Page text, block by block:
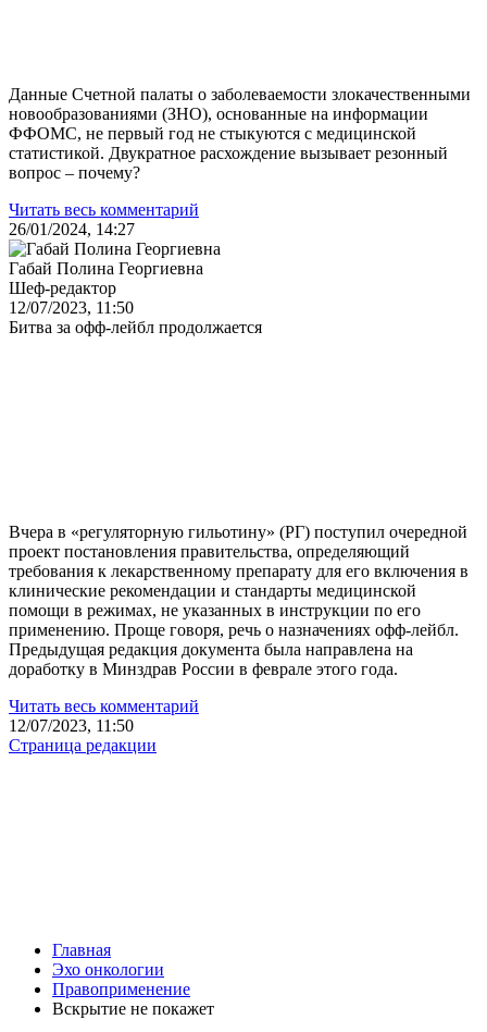
Данные Счетной палаты о заболеваемости злокачественными
новообразованиями (ЗНО), основанные на информации
ФФОМС, не первый год не стыкуются с медицинской
статистикой. Двукратное расхождение вызывает резонный
вопрос – почему?
Читать весь комментарий
26/01/2024, 14:27
Габай Полина Георгиевна
Шеф-редактор
12/07/2023, 11:50
Битва за офф-лейбл продолжается
Вчера в «регуляторную гильотину» (РГ) поступил очередной
проект постановления правительства, определяющий
требования к лекарственному препарату для его включения в
клинические рекомендации и стандарты медицинской
помощи в режимах, не указанных в инструкции по его
применению. Проще говоря, речь о назначениях офф-лейбл.
Предыдущая редакция документа была направлена на
доработку в Минздрав России в феврале этого года.
Читать весь комментарий
12/07/2023, 11:50
Страница редакции
Главная
Эхо онкологии
Правоприменение
Вскрытие не покажет